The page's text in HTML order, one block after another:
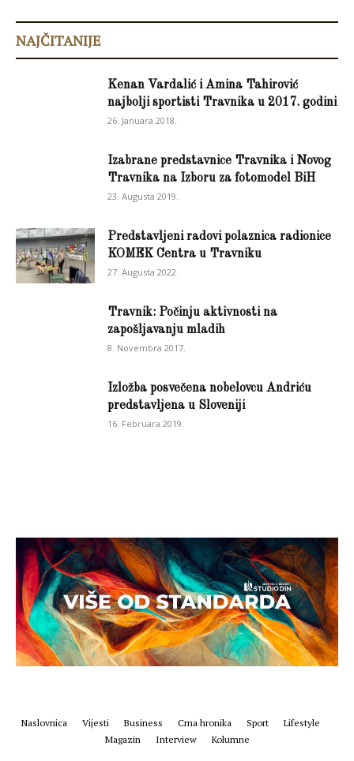
NAJČITANIJE
Kenan Vardalić i Amina Tahirović
najbolji sportisti Travnika u 2017. godini
26. Januara 2018.
Izabrane predstavnice Travnika i Novog
Travnika na Izboru za fotomodel BiH
23. Augusta 2019.
Predstavljeni radovi polaznica radionice
KOMEK Centra u Travniku
27. Augusta 2022.
Travnik: Počinju aktivnosti na
zapošljavanju mladih
8. Novembra 2017.
Izložba posvečena nobelovcu Andriću
predstavljena u Sloveniji
16. Februara 2019.
Naslovnica Vijesti Business Crna hronika Sport
Lifestyle
Magazin
Interview Kolumne